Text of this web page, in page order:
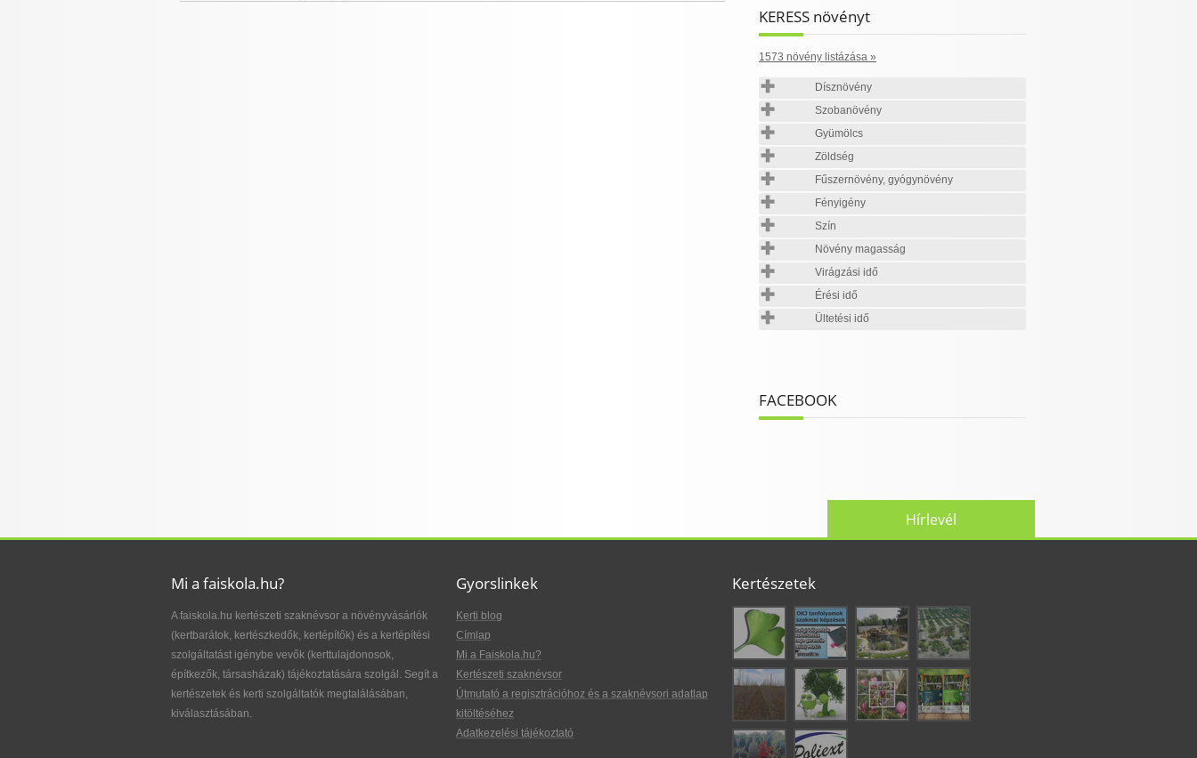
KERESS növényt
1573 növény listázása »
Dísznövény
Szobanövény
Gyümölcs
Zöldség
Fűszernövény, gyógynövény
Fényigény
Szín
Növény magasság
Virágzási idő
Érési idő
Ültetési idő
FACEBOOK
Hírlevél
Mi a faiskola.hu?
A faiskola.hu kertészeti szaknévsor a növényvásárlók
(kertbarátok, kertészkedők, kertépítők) és a kertépítési
szolgáltatást igénybe vevők (kerttulajdonosok,
építkezők, társasházak) tájékoztatására szolgál. Segít a
kertészetek és kerti szolgáltatók megtalálásában,
kiválasztásában.
Gyorslinkek
Kerti blog
Címlap
Mi a Faiskola.hu?
Kertészeti szaknévsor
Útmutató a regisztrációhoz és a szaknévsori adatlap
kitöltéséhez
Adatkezelési tájékoztató
Kertészetek